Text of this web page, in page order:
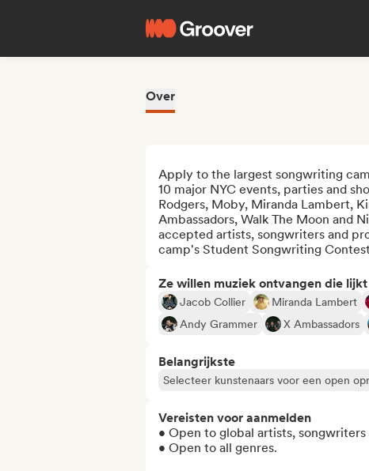
Over
Apply to the largest songwriting
10 major NYC events, parties and
Rodgers, Moby, Miranda Lambert,
Ambassadors, Walk The Moon and
accepted artists, songwriters and
camp's Student Songwriting
Ze willen muziek ontvangen die lijkt
Jacob Collier Miranda Lambert
Andy Grammer
X Ambassadors
Belangrijkste
Selecteer kunstenaars voor een open
Vereisten voor aanmelden
• Open to global artists,
• Open to all genres.